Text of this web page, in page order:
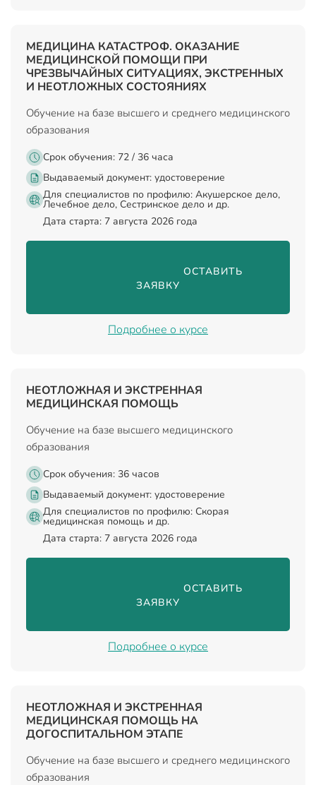
МЕДИЦИНА КАТАСТРОФ. ОКАЗАНИЕ
МЕДИЦИНСКОЙ ПОМОЩИ ПРИ
ЧРЕЗВЫЧАЙНЫХ СИТУАЦИЯХ, ЭКСТРЕННЫХ
И НЕОТЛОЖНЫХ СОСТОЯНИЯХ
Обучение на базе высшего и среднего медицинского
образования
Срок обучения: 72 / 36 часа
Выдаваемый документ: удостоверение
Для специалистов по профилю: Акушерское дело,
Лечебное дело, Сестринское дело и др.
Дата старта: 7 августа 2026 года
                                ОСТАВИТЬ
ЗАЯВКУ
Подробнее о курсе
НЕОТЛОЖНАЯ И ЭКСТРЕННАЯ
МЕДИЦИНСКАЯ ПОМОЩЬ
Обучение на базе высшего медицинского
образования
Срок обучения: 36 часов
Выдаваемый документ: удостоверение
Для специалистов по профилю: Скорая
медицинская помощь и др.
Дата старта: 7 августа 2026 года
                                ОСТАВИТЬ
ЗАЯВКУ
Подробнее о курсе
НЕОТЛОЖНАЯ И ЭКСТРЕННАЯ
МЕДИЦИНСКАЯ ПОМОЩЬ НА
ДОГОСПИТАЛЬНОМ ЭТАПЕ
Обучение на базе высшего и среднего медицинского
образования